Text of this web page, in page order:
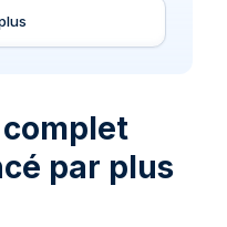
par plus